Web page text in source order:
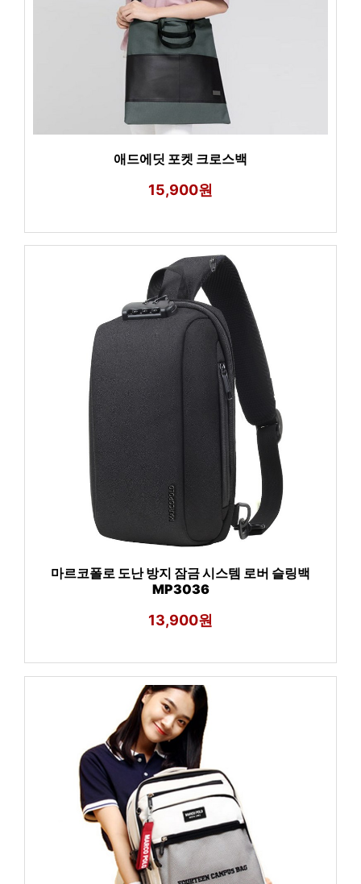
애드에딧 포켓 크로스백
15,900원
마르코폴로 도난 방지 잠금 시스템 로버 슬링백
MP3036
13,900원